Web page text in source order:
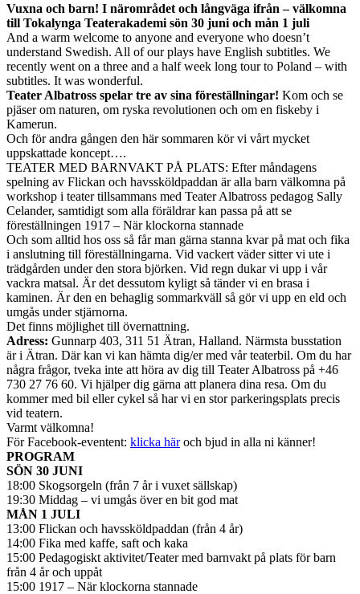
Vuxna och barn! I närområdet och långväga ifrån – välkomna
till Tokalynga Teaterakademi sön 30 juni och mån 1 juli
And a warm welcome to anyone and everyone who doesn’t
understand Swedish. All of our plays have English subtitles. We
recently went on a three and a half week long tour to Poland – with
subtitles. It was wonderful.
Teater Albatross spelar tre av sina föreställningar! Kom och se
pjäser om naturen, om ryska revolutionen och om en fiskeby i
Kamerun.
Och för andra gången den här sommaren kör vi vårt mycket
uppskattade koncept….
TEATER MED BARNVAKT PÅ PLATS: Efter måndagens
spelning av Flickan och havssköldpaddan är alla barn välkomna på
workshop i teater tillsammans med Teater Albatross pedagog Sally
Celander, samtidigt som alla föräldrar kan passa på att se
föreställningen 1917 – När klockorna stannade
Och som alltid hos oss så får man gärna stanna kvar på mat och fika
i anslutning till föreställningarna. Vid vackert väder sitter vi ute i
trädgården under den stora björken. Vid regn dukar vi upp i vår
vackra matsal. Är det dessutom kyligt så tänder vi en brasa i
kaminen. Är den en behaglig sommarkväll så gör vi upp en eld och
umgås under stjärnorna.
Det finns möjlighet till övernattning.
Adress: Gunnarp 403, 311 51 Ätran, Halland. Närmsta busstation
är i Ätran. Där kan vi kan hämta dig/er med vår teaterbil. Om du har
några frågor, tveka inte att höra av dig till Teater Albatross på +46
730 27 76 60. Vi hjälper dig gärna att planera dina resa. Om du
kommer med bil eller cykel så har vi en stor parkeringsplats precis
vid teatern.
Varmt välkomna!
För Facebook-eventent: klicka häroch bjud in alla ni känner!
PROGRAM
SÖN 30 JUNI
18:00 Skogsorgeln (från 7 år i vuxet sällskap)
19:30 Middag – vi umgås över en bit god mat
MÅN 1 JULI
13:00 Flickan och havssköldpaddan (från 4 år)
14:00 Fika med kaffe, saft och kaka
15:00 Pedagogiskt aktivitet/Teater med barnvakt på plats för barn
från 4 år och uppåt
15:00 1917 – När klockorna stannade